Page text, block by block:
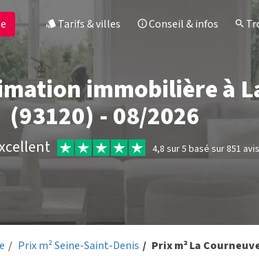
Tarifs & villes Conseil & infos
immobilière à
(93120) - 08/2026
4,8 sur 5 basé sur 851
Prix m² Seine-Saint-Denis Prix m² La